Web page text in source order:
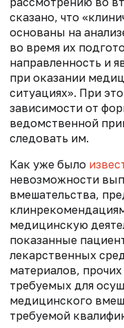
сказано, что
основаны на
во время их
направленность и
при оказании
ситуациях». При
зависимости от
ведомственной
следовать им.
Как уже было
невозможности
вмешательства,
медицинскую
показанные
лекарственных
материалов,
требуемых для
медицинского
требуемой